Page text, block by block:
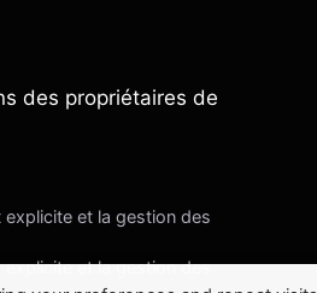
des propriétaires de
et la gestion des
explicite et la gestion des